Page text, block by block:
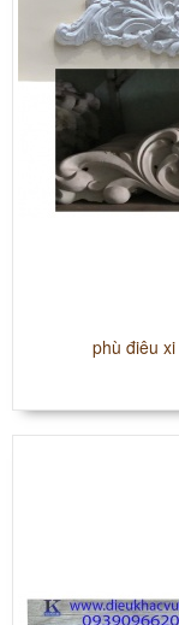
phù điêu